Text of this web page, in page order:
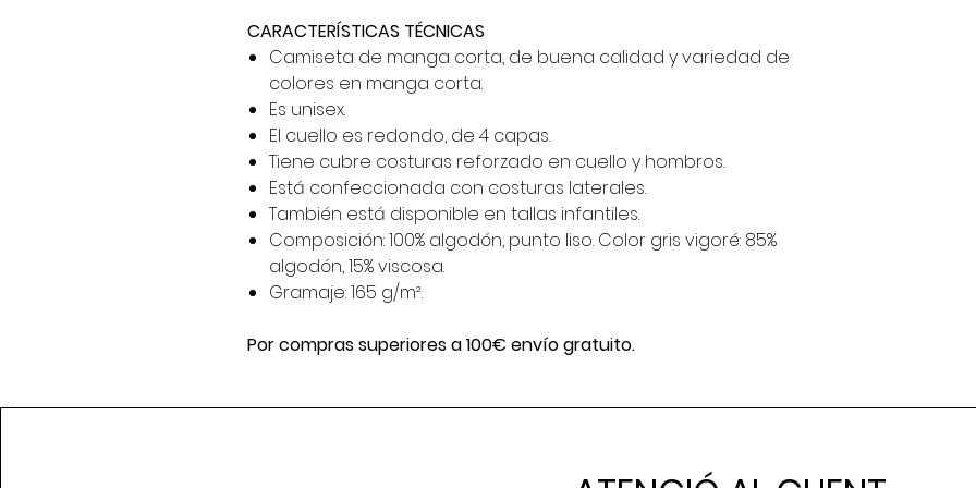
CARACTERÍSTICAS TÉCNICAS
Camiseta de manga corta, de buena calidad y variedad de
colores en manga corta.
Es unisex.
El cuello es redondo, de 4 capas.
Tiene cubre costuras reforzado en cuello y hombros.
Está confeccionada con costuras laterales.
También está disponible en tallas infantiles.
Composición: 100% algodón, punto liso. Color gris vigoré: 85%
algodón, 15% viscosa.
Gramaje: 165 g/m².
Por compras superiores a 100€ envío gratuito.